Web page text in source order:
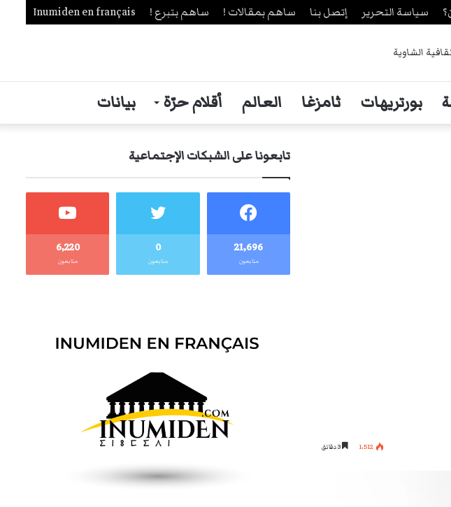
سياسة التحرير إتصل بنا ساهم بمقالات ! ساهم بتبرع ! Inumiden en français
بورتريهات ثامزغا العالم أقلام حرّة بيانات
1٬512 3 دقائق
تابعونا على الشبكات الإجتماعية
21٬696
متابعون
0
متابعون
6٬220
متابعون